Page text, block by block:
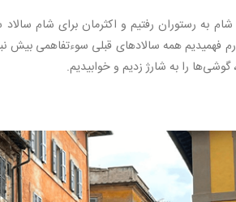
به رستوران رفتیم و اکثرمان برای شام
رم فهمیدیم همه سالادهای قبلی سوءتفاهمی
گوشی‌ها را به شارژ زدیم و خوابیدیم.